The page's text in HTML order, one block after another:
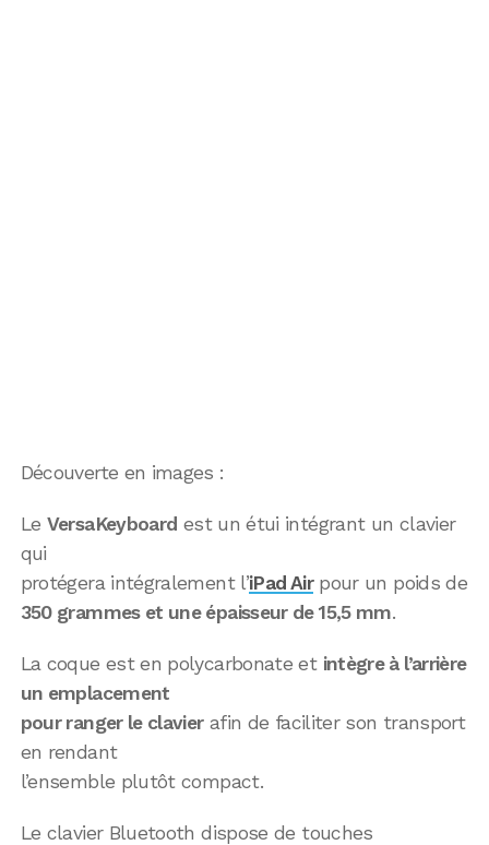
Découverte en images :
Le VersaKeyboard est un étui intégrant un clavier
qui
protégera intégralement l’iPad Airpour un poids de
350 grammes et une épaisseur de 15,5 mm.
La coque est en polycarbonate et intègre à l’arrière
un emplacement
pour ranger le clavierafin de faciliter son transport
en rendant
l’ensemble plutôt compact.
Le clavier Bluetooth dispose de touches